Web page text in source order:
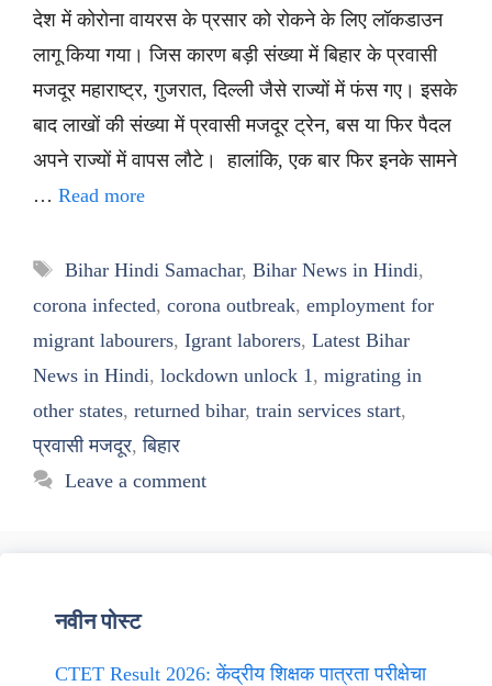
देश में कोरोना वायरस के प्रसार को रोकने के लिए लॉकडाउन
लागू किया गया। जिस कारण बड़ी संख्या में बिहार के प्रवासी
मजदूर महाराष्ट्र, गुजरात, दिल्ली जैसे राज्यों में फंस गए। इसके
बाद लाखों की संख्या में प्रवासी मजदूर ट्रेन, बस या फिर पैदल
अपने राज्यों में वापस लौटे। हालांकि, एक बार फिर इनके सामने
… Read more
Tags
Bihar Hindi Samachar, Bihar News in Hindi,
corona infected, corona outbreak, employment for
migrant labourers, Igrant laborers, Latest Bihar
News in Hindi, lockdown unlock 1 , migrating in
other states, returned bihar, train services start,
प्रवासी मजदूर,बिहार
Leave a comment
नवीन पोस्ट
CTET Result 2026: केंद्रीय शिक्षक पात्रता परीक्षेचा